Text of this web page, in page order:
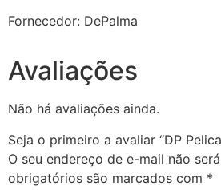
Fornecedor: DePalma
Avaliações
Não há avaliações ainda.
Seja o primeiro a avaliar “DP
O seu endereço de e-mail não
obrigatórios são marcados com *